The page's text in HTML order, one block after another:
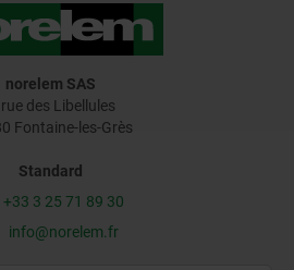
norelem SAS
rue des Libellules
Fontaine-les-Grès
Standard
+33 3 25 71 89 30
info@norelem.fr